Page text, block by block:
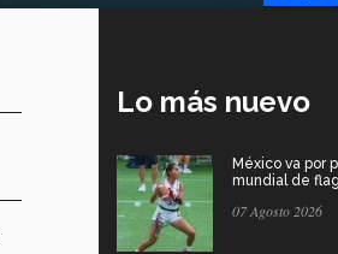
Lo más nuevo
México va por
mundial de
07 Agosto 2026